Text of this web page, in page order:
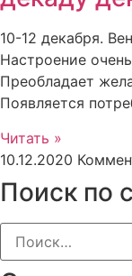
10-12 декабря.
Настроение
Преобладает
Появляется
Читать »
10.12.2020
Поиск по
Найти: